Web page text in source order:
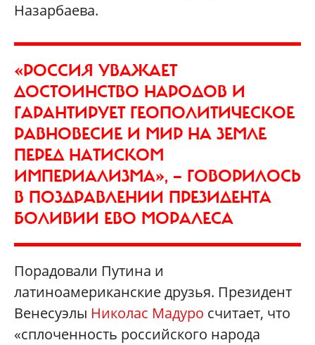
Назарбаева.
«РОССИЯ УВАЖАЕТ
ДОСТОИНСТВО НАРОДОВ И
ГАРАНТИРУЕТ ГЕОПОЛИТИЧЕСКОЕ
РАВНОВЕСИЕ И МИР НА ЗЕМЛЕ
ПЕРЕД НАТИСКОМ
ИМПЕРИАЛИЗМА», — ГОВОРИЛОСЬ
В ПОЗДРАВЛЕНИИ ПРЕЗИДЕНТА
БОЛИВИИ ЕВО МОРАЛЕСА
Порадовали Путина и
латиноамериканские друзья. Президент
Венесуэлы Николас Мадуро считает, что
«сплоченность российского народа